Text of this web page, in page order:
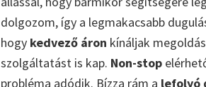
dolgozom, így a legmakacsabb
hogy kedvező áron kínáljak
szolgáltatást is kap. Non-stop
probléma adódik. Bízza rám a lefolyó